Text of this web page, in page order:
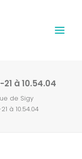
à 10.54.04
de Sigy
à 10.54.04